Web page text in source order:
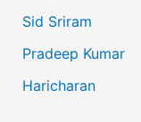
Sid Sriram
Pradeep Kumar
Haricharan